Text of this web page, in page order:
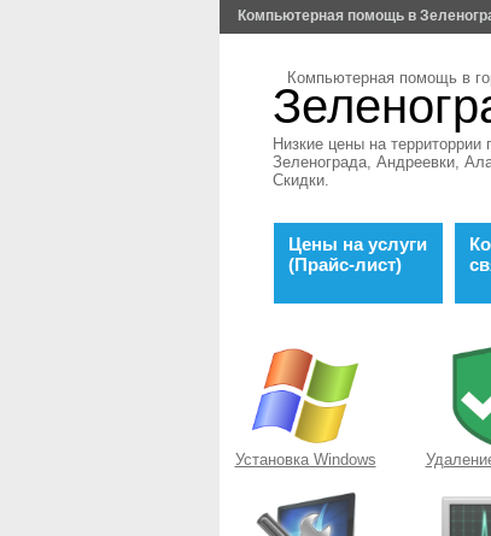
Компьютерная помощь в
Компьютерная помощь в
Низкие цены на территоррии
Зеленограда, Андреевки,
Скидки.
Цены на услуги
(Прайс-лист)
Установка Windows